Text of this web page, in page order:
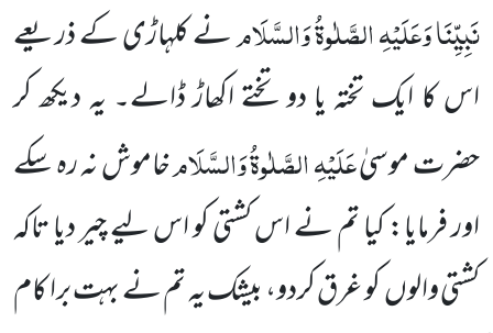
نَبِیِّنَا وَعَلَیْہِ الصَّلٰوۃُ وَالسَّلَامنے کلہاڑی کے ذریعے
اس کا ایک تختہ یا دو تختے اکھاڑ ڈالے۔ یہ دیکھ کر
حضرت موسیٰعَلَیْہِ الصَّلٰوۃُ وَالسَّلَامخاموش نہ رہ سکے
اور فرمایا: کیا تم نے اس کشتی کو اس لیے چیر دیا تاکہ
کشتی والوںکو غرق کردو، بیشک یہ تم نے بہت برا کام